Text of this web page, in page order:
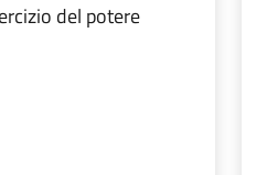
del potere